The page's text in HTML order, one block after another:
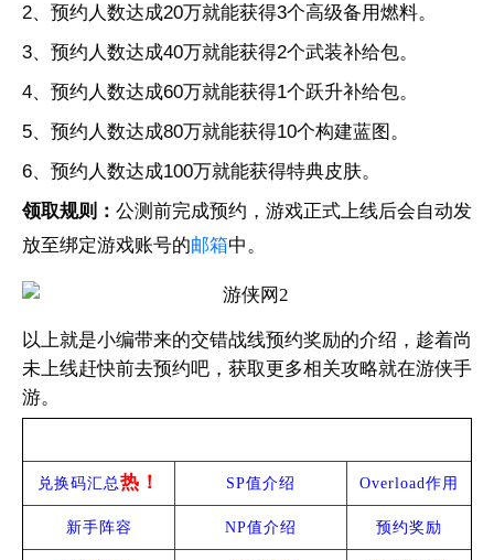
2、预约人数达成20万就能获得3个高级备用燃料。
3、预约人数达成40万就能获得2个武装补给包。
4、预约人数达成60万就能获得1个跃升补给包。
5、预约人数达成80万就能获得10个构建蓝图。
6、预约人数达成100万就能获得特典皮肤。
领取规则： 公测前完成预约，游戏正式上线后会自动发
放至绑定游戏账号的邮箱中。
以上就是小编带来的交错战线预约奖励的介绍，趁着尚
未上线赶快前去预约吧，获取更多相关攻略就在游侠手
游。
兑换码汇总热！ SP值介绍 Overload作用
新手阵容 NP值介绍 预约奖励